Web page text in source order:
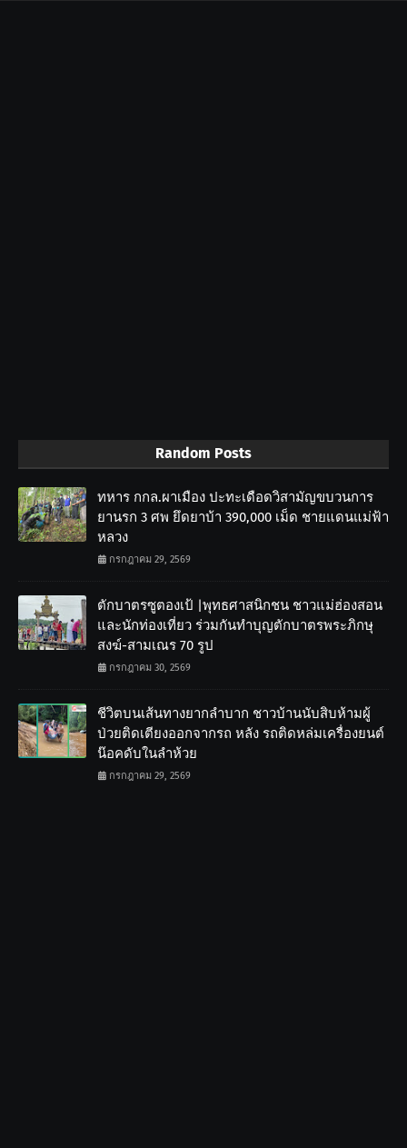
Random Posts
ทหาร กกล.ผาเมือง ปะทะเดือดวิสามัญขบวนการ
ยานรก 3 ศพ ยึดยาบ้า 390,000 เม็ด ชายแดนแม่ฟ้า
หลวง
กรกฎาคม 29, 2569
ตักบาตรซูตองเป้ |พุทธศาสนิกชน ชาวแม่ฮ่องสอน
และนักท่องเที่ยว ร่วมกันทำบุญตักบาตรพระภิกษุ
สงฆ์-สามเณร 70 รูป
กรกฎาคม 30, 2569
ชีวิตบนเส้นทางยากลำบาก ชาวบ้านนับสิบห้ามผู้
ป่วยติดเตียงออกจากรถ หลัง รถติดหล่มเครื่องยนต์
น๊อคดับในลำห้วย
กรกฎาคม 29, 2569